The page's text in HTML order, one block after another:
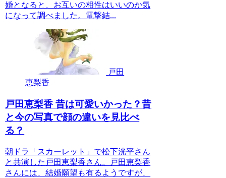
婚となると、お互いの相性はいいのか気
になって調べました。電撃結...
戸田
恵梨香
戸田恵梨香 昔は可愛いかった？昔
と今の写真で顔の違いを見比べ
る？
朝ドラ「スカーレット」で松下洸平さん
と共演した戸田恵梨香さん。戸田恵梨香
さんには、結婚願望も有るようですが、